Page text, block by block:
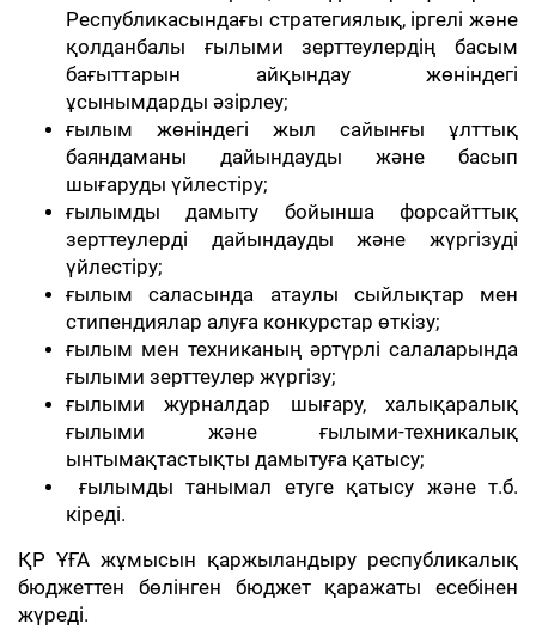
Республикасындағы стратегиялық, іргелі және
қолданбалы ғылыми зерттеулердің басым
бағыттарын айқындау жөніндегі
ұсынымдарды әзірлеу;
ғылым жөніндегі жыл сайынғы ұлттық
баяндаманы дайындауды және басып
шығаруды үйлестіру;
ғылымды дамыту бойынша форсайттық
зерттеулерді дайындауды және жүргізуді
үйлестіру;
ғылым саласында атаулы сыйлықтар мен
стипендиялар алуға конкурстар өткізу;
ғылым мен техниканың әртүрлі салаларында
ғылыми зерттеулер жүргізу;
ғылыми журналдар шығару, халықаралық
ғылыми және ғылыми-техникалық
ынтымақтастықты дамытуға қатысу;
ғылымды танымал етуге қатысу және т.б.
кіреді.
ҚР ҰҒА жұмысын қаржыландыру республикалық
бюджеттен бөлінген бюджет қаражаты есебінен
жүреді.